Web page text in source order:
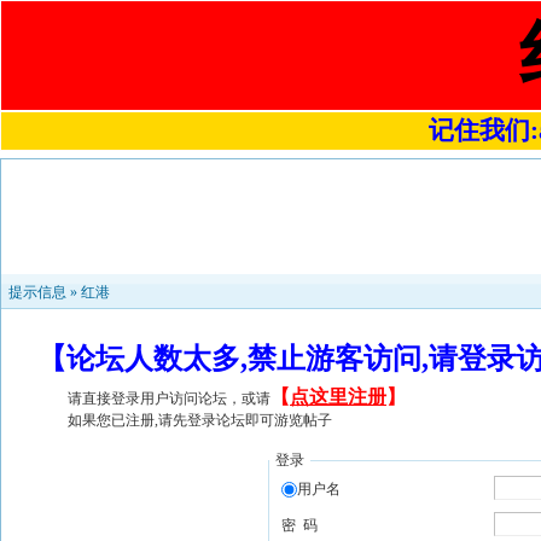
记住我们
提示信息 » 红港
【论坛人数太多,禁止游客访问,请登
请直接登录用户访问论坛，或请 【 点这里注册】
如果您已注册,请先登录论坛即可游览帖子
登录
用户名
密 码